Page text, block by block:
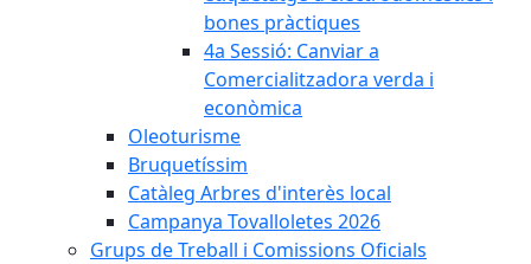
bones pràctiques
4a Sessió: Canviar a
Comercialitzadora verda i
econòmica
Oleoturisme
Bruquetíssim
Catàleg Arbres d'interès local
Campanya Tovalloletes 2026
Grups de Treball i Comissions Oficials